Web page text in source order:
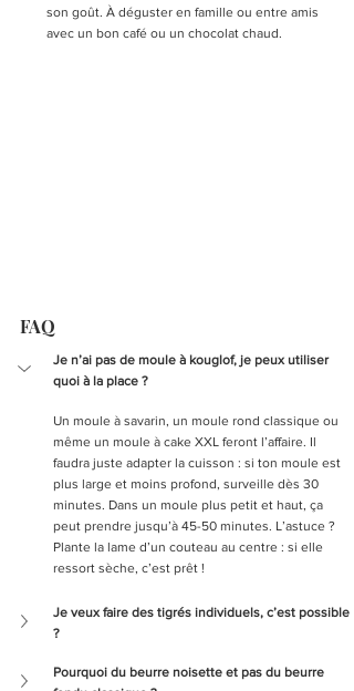
son goût. À déguster en famille ou entre amis
avec un bon café ou un chocolat chaud.
FAQ
Je n’ai pas de moule à kouglof, je peux utiliser
quoi à la place ?
Un moule à savarin, un moule rond classique ou
même un moule à cake XXL feront l’affaire. Il
faudra juste adapter la cuisson : si ton moule est
plus large et moins profond, surveille dès 30
minutes. Dans un moule plus petit et haut, ça
peut prendre jusqu’à 45-50 minutes. L’astuce ?
Plante la lame d’un couteau au centre : si elle
ressort sèche, c’est prêt !
Je veux faire des tigrés individuels, c’est possible
?
Pourquoi du beurre noisette et pas du beurre